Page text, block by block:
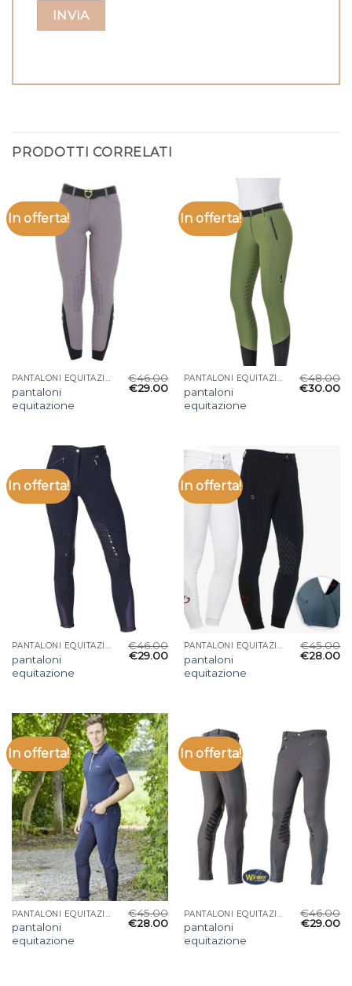
PRODOTTI CORRELATI
In offerta!
PANTALONI EQUITAZIONE
pantaloni
equitazione
€46.00
€29.00
In offerta!
PANTALONI EQUITAZIONE
pantaloni
equitazione
€48.00
€30.00
In offerta!
PANTALONI EQUITAZIONE
pantaloni
equitazione
€46.00
€29.00
In offerta!
PANTALONI EQUITAZIONE
pantaloni
equitazione
€45.00
€28.00
In offerta!
pantaloni
equitazione
€45.00
€28.00
In offerta!
pantaloni
equitazione
€46.00
€29.00